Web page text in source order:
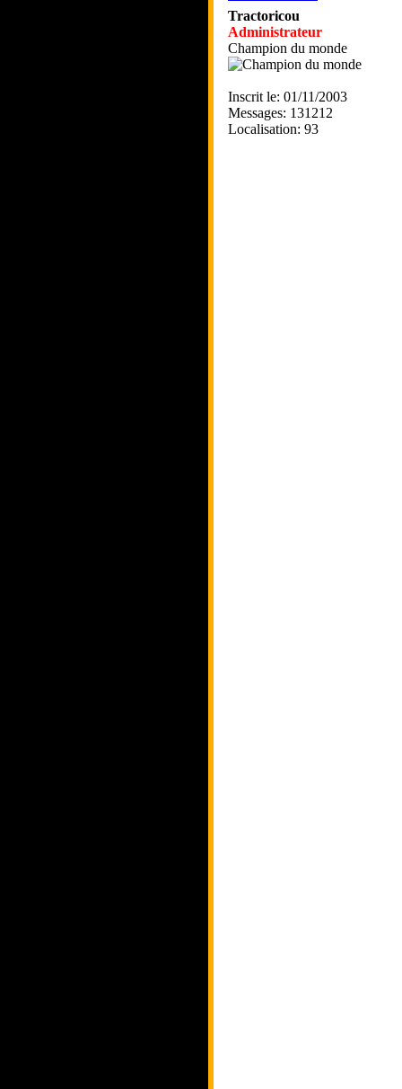
Tractoricou
Administrateur
Champion du monde
Inscrit le: 01/11/2003
Messages: 131212
Localisation: 93